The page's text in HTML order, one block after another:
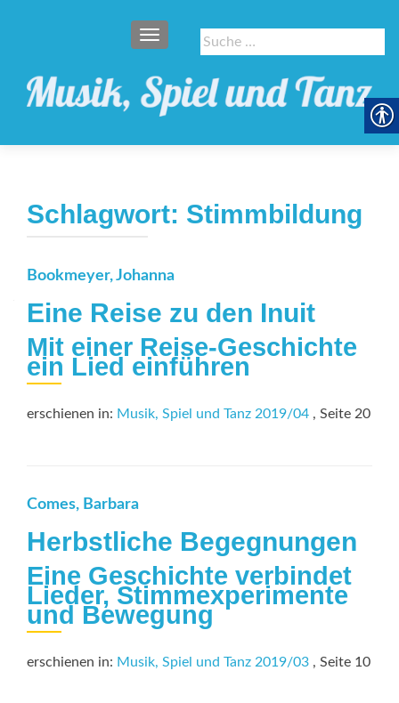
Suche
nach:
SCHALTE NAVIGATION
Schlagwort: Stimmbildung
Bookmeyer, Johanna
Eine Reise zu den Inuit
Mit einer Reise-Geschichte
ein Lied einführen
erschienen in: Musik, Spiel und Tanz 2019/04 , Seite 20
Comes, Barbara
Herbstliche Begegnungen
Eine Geschichte verbindet
Lieder, Stimmexperimente
und Bewegung
erschienen in: Musik, Spiel und Tanz 2019/03 , Seite 10